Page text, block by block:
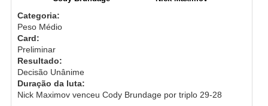
Categoria:
Peso Médio
Card:
Preliminar
Resultado:
Decisão Unânime
Duração da luta:
Nick Maximov venceu Cody Brundage por triplo 29-28